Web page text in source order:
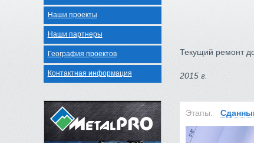
Наши проекты
Наши партнеры
География проектов
Контактная информация
Текущий ремонт
2015 г.
Этапы: